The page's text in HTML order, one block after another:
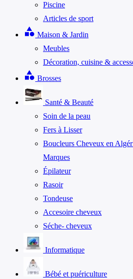
Piscine
Articles de sport
category Maison & Jardin
Meubles
Décoration, cuisine &
category Brosses
Santé & Beauté
Soin de la peau
Fers à Lisser
Boucleurs Cheveux en
Marques
Épilateur
Rasoir
Tondeuse
Accesoire cheveux
Séche- cheveux
Informatique
Bébé et puériculture